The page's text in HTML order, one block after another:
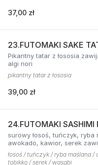
37,00 zł
23.FUTOMAKI SAKE
Pikantny tatar z łososia
algi nori
pikantny tatar z łososia
39,00 zł
24.FUTOMAKI SASHIMI
surowy łosoś, tuńczyk, ryba
awokado, kawior, serek
łosoś / tuńczyk / ryba maślana /
tobikko / serek / wasabi